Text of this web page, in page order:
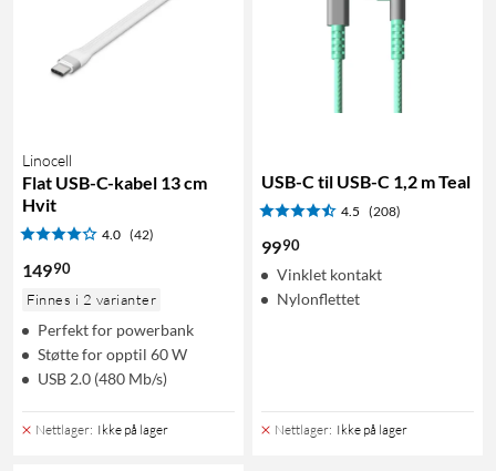
Linocell
Flat USB-C-kabel 13 cm
Hvit
4.0 (42)
14990
Finnes i 2 varianter
Perfekt for powerbank
Støtte for opptil 60 W
USB 2.0 (480 Mb/s)
Nettlager: Ikke på lager
USB-C til USB-C 1,2 m Teal
4.5 (208)
9990
Vinklet kontakt
Nylonflettet
Nettlager: Ikke på lager